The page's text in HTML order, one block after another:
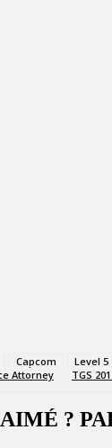
Capcom Level 5
Attorney
TGS
?